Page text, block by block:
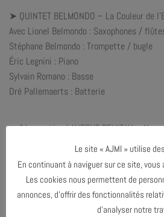
➤ QUINTET BELMONDO – La Couleur de
Avec Lionel Belmondo : Saxophones /
Stéphane Belmondo : Trompette / bugle
Éric Legnini : Piano
Sylvain Romano : Basse
Dré Pallemaerts : Batterie
➤1ère partie : LAURENT BENITAH –
Avec Laurent Benitah : Chant, Guitares
Armand Féret : Guitares, Percussions,
Jacques Loucel : Claviers, Machines, Chœurs
Le site « AJMI » utilise
En continuant à naviguer sur ce site,
Les cookies nous permettent de
annonces, d’offrir des fonctionnalités
d’analyser notre